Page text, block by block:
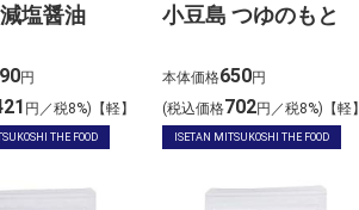
塩醤油
円
円／税8%)【軽】
THE FOOD
小豆島 つゆのもと
本体価格650円
(税込価格702円／税8%)【軽】
ISETAN MITSUKOSHI THE FOOD